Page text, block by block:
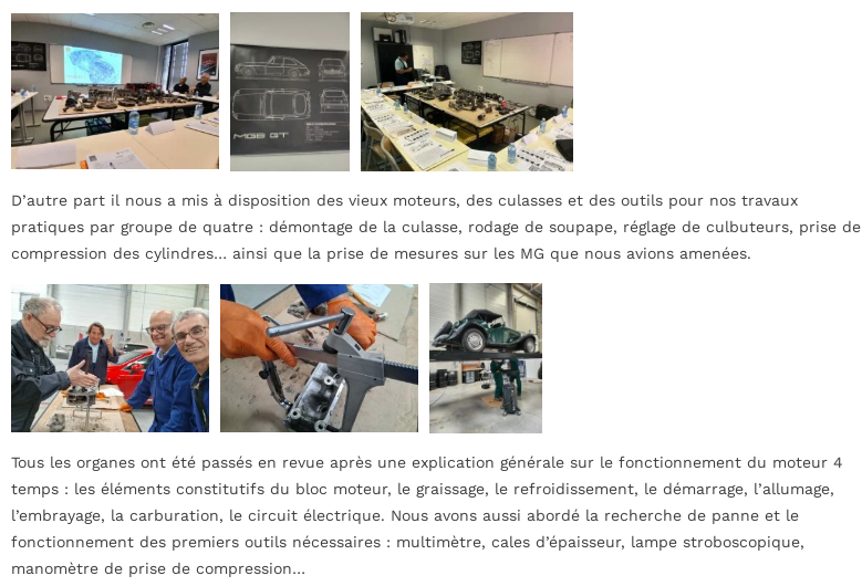
D’autre part il nous a mis à disposition des vieux moteurs, des culasses et des outils pour nos travaux
pratiques par groupe de quatre : démontage de la culasse, rodage de soupape, réglage de culbuteurs, prise de
compression des cylindres… ainsi que la prise de mesures sur les MG que nous avions amenées.
Tous les organes ont été passés en revue après une explication générale sur le fonctionnement du moteur 4
temps : les éléments constitutifs du bloc moteur, le graissage, le refroidissement, le démarrage, l’allumage,
l’embrayage, la carburation, le circuit électrique. Nous avons aussi abordé la recherche de panne et le
fonctionnement des premiers outils nécessaires : multimètre, cales d’épaisseur, lampe stroboscopique,
manomètre de prise de compression…